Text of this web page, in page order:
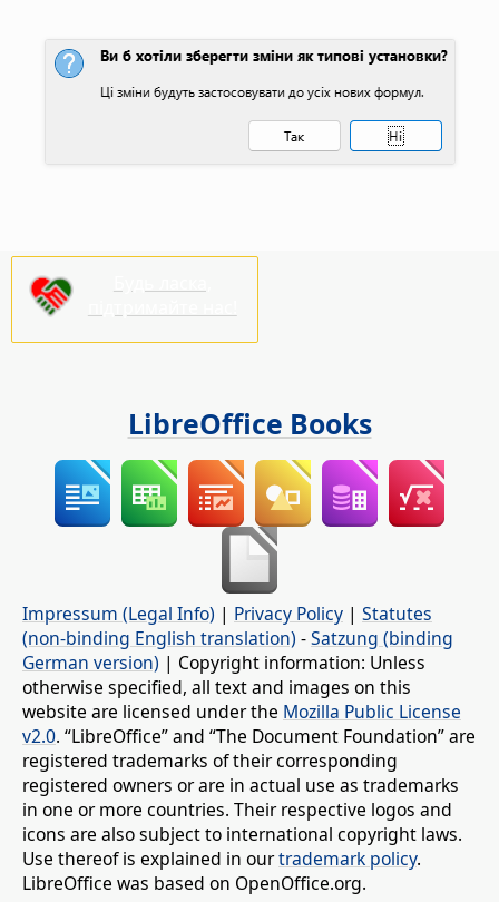
LibreOffice Books
Impressum (Legal Info) | Privacy Policy | Statutes
(non-binding English translation) -Satzung (binding
German version) | Copyright information: Unless
otherwise specified, all text and images on this
website are licensed under the Mozilla Public License
v2.0. “LibreOffice” and “The Document Foundation” are
registered trademarks of their corresponding
registered owners or are in actual use as trademarks
in one or more countries. Their respective logos and
icons are also subject to international copyright laws.
Use thereof is explained in ourtrademark policy.
LibreOffice was based on OpenOffice.org.